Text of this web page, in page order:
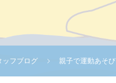
ッフブログ 親子で運動あそ